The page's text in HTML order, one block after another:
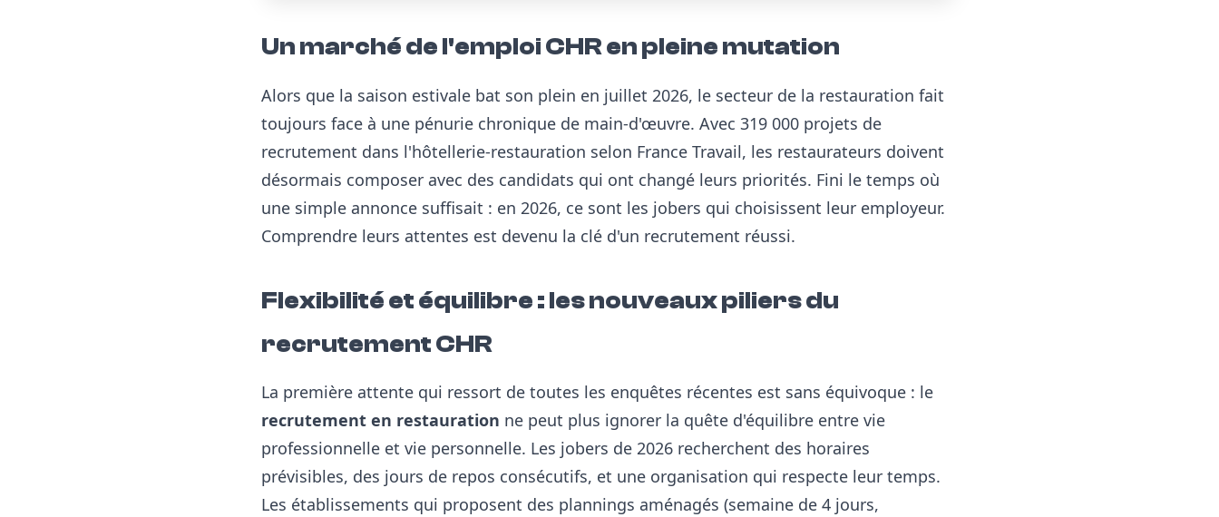
Un marché de l'emploi CHR en pleine mutation
Alors que la saison estivale bat son plein en juillet 2026, le secteur de la restauration fait
toujours face à une pénurie chronique de main-d'œuvre. Avec 319 000 projets de
recrutement dans l'hôtellerie-restauration selon France Travail, les restaurateurs doivent
désormais composer avec des candidats qui ont changé leurs priorités. Fini le temps où
une simple annonce suffisait : en 2026, ce sont les jobers qui choisissent leur employeur.
Comprendre leurs attentes est devenu la clé d'un recrutement réussi.
Flexibilité et équilibre : les nouveaux piliers du
recrutement CHR
La première attente qui ressort de toutes les enquêtes récentes est sans équivoque : le
recrutement en restauration ne peut plus ignorer la quête d'équilibre entre vie
professionnelle et vie personnelle. Les jobers de 2026 recherchent des horaires
prévisibles, des jours de repos consécutifs, et une organisation qui respecte leur temps.
Les établissements qui proposent des plannings aménagés (semaine de 4 jours,